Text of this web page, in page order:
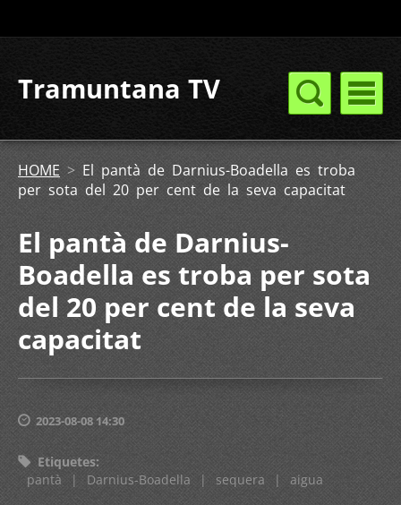
Tramuntana TV
HOME > El pantà de Darnius-Boadella es troba
per sota del 20 per cent de la seva capacitat
El pantà de Darnius-
Boadella es troba per sota
del 20 per cent de la seva
capacitat
2023-08-08 14:30
Etiquetes:
pantà
| Darnius-Boadella | sequera | aigua